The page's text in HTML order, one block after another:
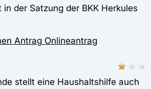
in der Satzung der BKK Herkules
Antrag Onlineantrag
stellt eine Haushaltshilfe auch